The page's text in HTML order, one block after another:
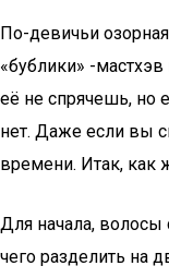
По-девичьи
«бублики» -
её не спрячешь, но
нет. Даже если вы
времени. Итак, как
Для начала, волосы
чего разделить на